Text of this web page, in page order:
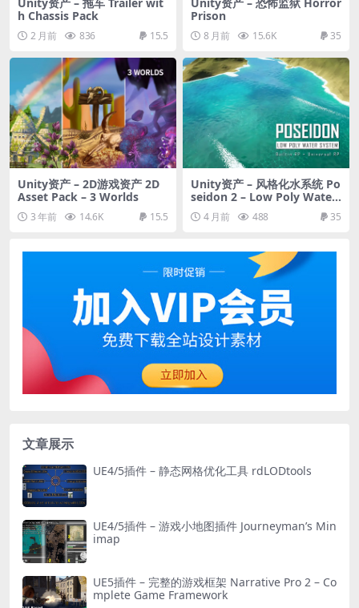
h Chassis Pack
2 月前 836 15.5
Prison
8 月前 15.6K 35
Unity资产 – 2D游戏资产 2D
Asset Pack – 3 Worlds
3 年前 14.6K 15.5
Unity资产 – 风格化水系统 Po
seidon 2 – Low Poly Water
System
4 月前 488 35
文章展示
UE4/5插件 – 静态网格优化工具 rdLODtools
UE4/5插件 – 游戏小地图插件 Journeyman’s Min
imap
UE5插件 – 完整的游戏框架 Narrative Pro 2 – Co
mplete Game Framework